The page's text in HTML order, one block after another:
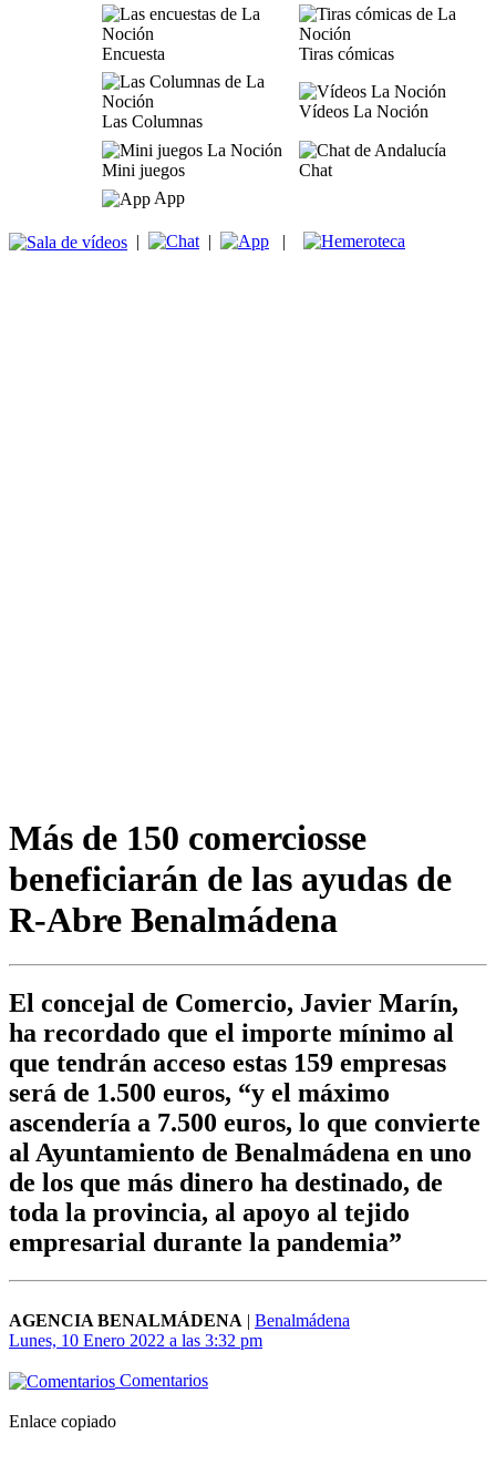
Encuesta Tiras cómicas
Las Columnas
Vídeos La Noción
Mini juegos
Chat
App
| | |
Más de 150 comerciosse
beneficiarán de las ayudas de
R-Abre Benalmádena
El concejal de Comercio, Javier Marín,
ha recordado que el importe mínimo al
que tendrán acceso estas 159 empresas
será de 1.500 euros, “y el máximo
ascendería a 7.500 euros, lo que convierte
al Ayuntamiento de Benalmádena en uno
de los que más dinero ha destinado, de
toda la provincia, al apoyo al tejido
empresarial durante la pandemia”
AGENCIA BENALMÁDENA | Benalmádena
Lunes, 10 Enero 2022 a las 3:32 pm
Comentarios
Enlace copiado